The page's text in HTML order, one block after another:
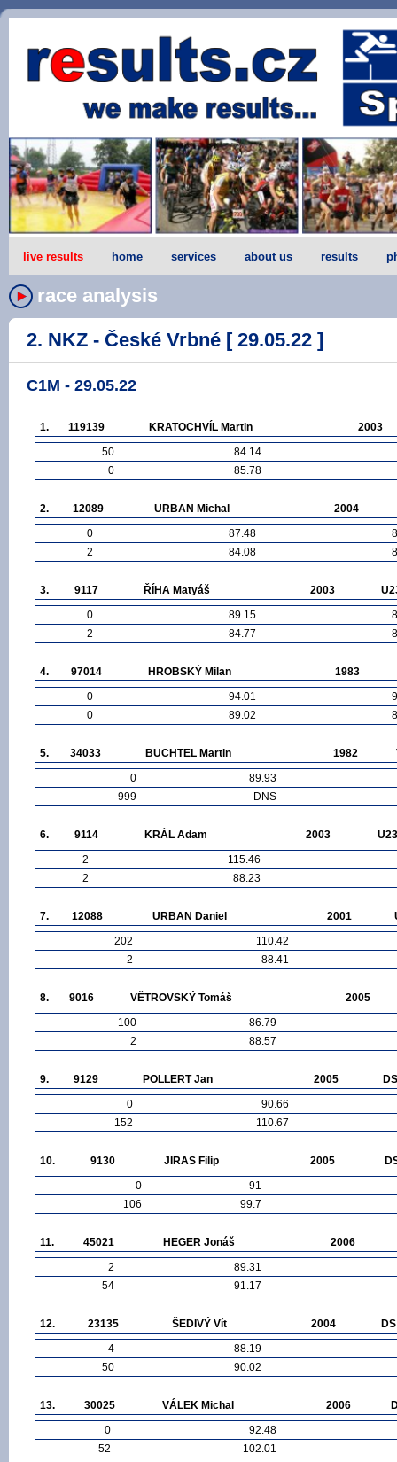
live results home services about us results
race analysis
2. NKZ - České Vrbné [ 29.05.22 ]
C1M - 29.05.22
1. 119139 KRATOCHVÍL Martin
2003
50
84.14
0
85.78
2. 12089 URBAN Michal
2004
0
87.48
2
84.08
3. 9117 ŘÍHA Matyáš 2003
0
89.15
2
84.77
4. 97014 HROBSKÝ Milan
1983
0
94.01
0
89.02
5. 34033 BUCHTEL Martin 1982
0
89.93
999
DNS
6. 9114 KRÁL Adam 2003
U23
2
115.46
2
88.23
7. 12088 URBAN Daniel 2001
202
110.42
2
88.41
8. 9016 VĚTROVSKÝ Tomáš
2005
100
86.79
2
88.57
9. 9129 POLLERT Jan 2005
DS
0
90.66
152
110.67
10. 9130 JIRAS Filip 2005
0
91
106
99.7
11. 45021 HEGER Jonáš
2006
2
89.31
54
91.17
12. 23135 ŠEDIVÝ Vít 2004
DS
4
88.19
50
90.02
13. 30025 VÁLEK Michal 2006
0
92.48
52
102.01